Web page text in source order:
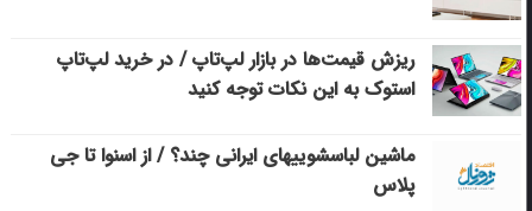
ریزش قیمت‌ها در بازار لپ‌تاپ / در خرید لپ‌تاپ
استوک به این نکات توجه کنید
ماشین لباسشویی‎های ایرانی چند؟ / از اسنوا تا جی
پلاس